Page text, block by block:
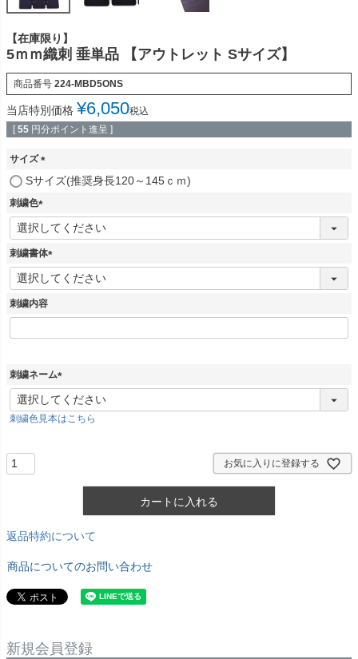
【在庫限り】
5ｍｍ織刺 垂単品 【アウトレット Sサイズ】
商品番号 224-MBD5ONS
当店特別価格 ¥6,050税込
[ 55 円分ポイント進呈 ]
サイズ
(
須
)
Sサイズ(推奨身長120～145ｃｍ)
刺繍色
(
必
須
刺繍書体
(
必
刺繍内容
刺繍ネーム
(
必
須
刺繍色見本はこちら
お気に入りに登録する
カートに入れる
返品特約について
商品についてのお問い合わせ
新規会員登録